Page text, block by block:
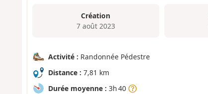
Création
7 août 2023
Activité : Randonnée Pédestre
Distance : 7,81 km
Durée moyenne : 3h 40